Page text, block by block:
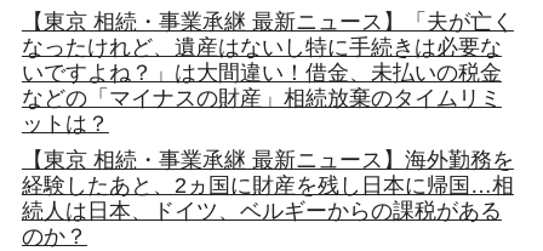
【東京 相続・事業承継 最新ニュース】「夫が亡く
なったけれど、遺産はないし特に手続きは必要な
いですよね？」は大間違い！借金、未払いの税金
などの「マイナスの財産」相続放棄のタイムリミ
ットは？
【東京 相続・事業承継 最新ニュース】海外勤務を
経験したあと、2ヵ国に財産を残し日本に帰国…相
続人は日本、ドイツ、ベルギーからの課税がある
のか？